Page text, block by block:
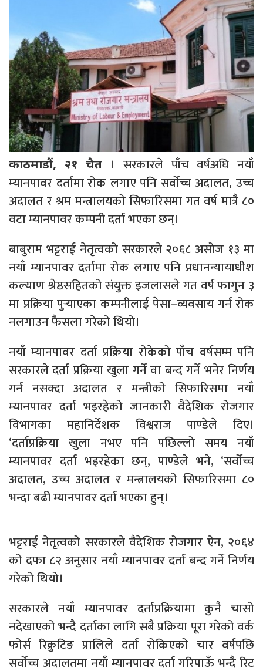
काठमाडौं, २१ चैत
। सरकारले पाँच वर्षअघि नयाँ
म्यानपावर दर्तामा रोक लगाए पनि सर्वोच्च अदालत, उच्च
अदालत र श्रम मन्त्रालयको सिफारिसमा गत वर्ष मात्रै ८०
वटा म्यानपावर कम्पनी दर्ता भएका छन्।
बाबुराम भट्टराई नेतृत्वको सरकारले २०६८ असोज १३ मा
नयाँ म्यानपावर दर्तामा रोक लगाए पनि प्रधानन्यायाधीश
कल्याण श्रेष्ठसहितको संयुक्त इजलासले गत वर्ष फागुन ३
मा प्रक्रिया पुर्‍याएका कम्पनीलाई पेसा–व्यवसाय गर्न रोक
नलगाउन फैसला गरेको थियो।
नयाँ म्यानपावर दर्ता प्रक्रिया रोकेको पाँच वर्षसम्म पनि
सरकारले दर्ता प्रक्रिया खुला गर्ने वा बन्द गर्ने भनेर निर्णय
गर्न नसक्दा अदालत र मन्त्रीको सिफारिसमा नयाँ
म्यानपावर दर्ता भइरहेको जानकारी वैदेशिक रोजगार
विभागका महानिर्देशक विश्वराज पाण्डेले दिए।
‘दर्ताप्रक्रिया खुला नभए पनि पछिल्लो समय नयाँ
म्यानपावर दर्ता भइरहेका छन्, पाण्डेले भने, ‘सर्वोच्च
अदालत, उच्च अदालत र मन्त्रालयको सिफारिसमा ८०
भन्दा बढी म्यानपावर दर्ता भएका हुन्।
भट्टराई नेतृत्वको सरकारले वैदेशिक रोजगार ऐन, २०६४
को दफा ८२ अनुसार नयाँ म्यानपावर दर्ता बन्द गर्ने निर्णय
गरेको थियो।
सरकारले नयाँ म्यानपावर दर्ताप्रक्रियामा कुनै चासो
नदेखाएको भन्दै दर्ताका लागि सबै प्रक्रिया पूरा गरेको वर्क
फोर्स रिक्रुटिङ प्रालिले दर्ता रोकिएको चार वर्षपछि
सर्वोच्च अदालतमा नयाँ म्यानपावर दर्ता गरिपाऊँ भन्दै रिट